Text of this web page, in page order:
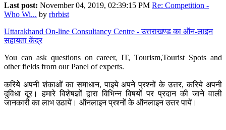
Last post: November 04, 2019, 02:39:15 PM Re: Competition -
Who Wi... by rbrbist
Uttarakhand On-line Consultancy Centre - उत्तराखण्ड का ऑन-लाइन
सहायता केंद्र
You can ask questions on career, IT, Tourism,Tourist Spots and
other fields from our Panel of experts.
करिये अपनी शंकाओं का समाधान, पाइये अपने प्रश्नों के उत्तर, करिये अपनी
दुविधा दूर। हमारे विशेषज्ञों द्वारा विभिन्न विषयों पर प्रदान की जाने वाली
जानकारी का लाभ उठायें। ऑनलाइन प्रश्नों के ऑनलाइन उत्तर पायें।